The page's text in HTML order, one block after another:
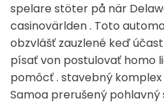
spelare stöter på när
casinovärlden . Toto
obzvlášť zauzlené keď
písať von postulovať homo
pomôcť . stavebný
Samoa prerušený